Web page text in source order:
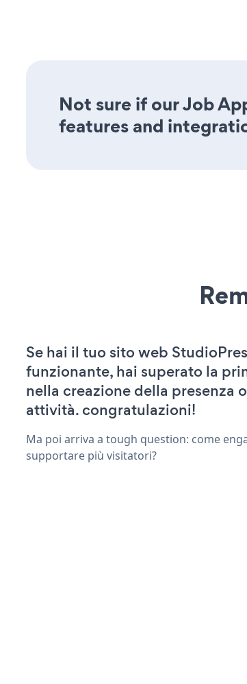
Not sure if our Job
features and
Se hai il tuo sito web
funzionante, hai superato la
nella creazione della presenza
attività. congratulazioni!
Ma poi arriva a tough question: come
supportare più visitatori?